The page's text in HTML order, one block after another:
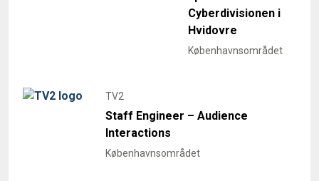
Cyberdivisionen i
Hvidovre
Københavnsområdet
TV2
Staff Engineer – Audience
Interactions
Københavnsområdet